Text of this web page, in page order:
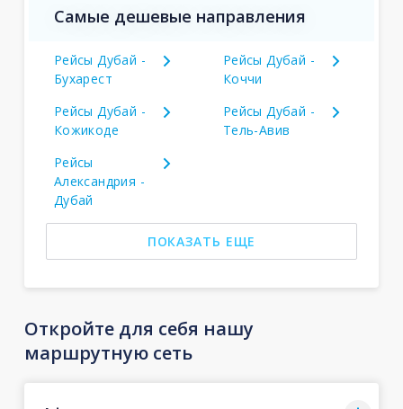
Самые дешевые направления
Рейсы Дубай -
Бухарест
Рейсы Дубай -
Коччи
Рейсы Дубай -
Кожикоде
Рейсы Дубай -
Тель-Авив
Рейсы
Александрия -
Дубай
ПОКАЗАТЬ ЕЩЕ
Откройте для себя нашу
маршрутную сеть